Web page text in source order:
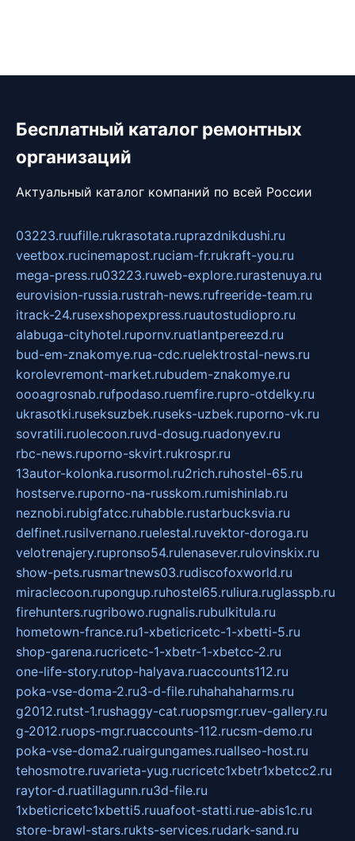
Бесплатный каталог ремонтных
организаций
Актуальный каталог компаний по всей России
03223.ruufille.rukrasotata.ruprazdnikdushi.ru
veetbox.rucinemapost.ruciam-fr.rukraft-you.ru
mega-press.ru03223.ruweb-explore.rurastenuya.ru
eurovision-russia.rustrah-news.rufreeride-team.ru
itrack-24.rusexshopexpress.ruautostudiopro.ru
alabuga-cityhotel.rupornv.ruatlantpereezd.ru
bud-em-znakomye.rua-cdc.ruelektrostal-news.ru
korolevremont-market.rubudem-znakomye.ru
oooagrosnab.rufpodaso.ruemfire.rupro-otdelky.ru
ukrasotki.ruseksuzbek.ruseks-uzbek.ruporno-vk.ru
sovratili.ruolecoon.ruvd-dosug.ruadonyev.ru
rbc-news.ruporno-skvirt.rukrospr.ru
13autor-kolonka.rusormol.ru2rich.ruhostel-65.ru
hostserve.ruporno-na-russkom.rumishinlab.ru
neznobi.rubigfatcc.ruhabble.rustarbucksvia.ru
delfinet.rusilvernano.ruelestal.ruvektor-doroga.ru
velotrenajery.rupronso54.rulenasever.rulovinskix.ru
show-pets.rusmartnews03.rudiscofoxworld.ru
miraclecoon.rupongup.ruhostel65.ruliura.ruglasspb.ru
firehunters.rugribowo.rugnalis.rubulkitula.ru
hometown-france.ru1-xbeticricetc-1-xbetti-5.ru
shop-garena.rucricetc-1-xbetr-1-xbetcc-2.ru
one-life-story.rutop-halyava.ruaccounts112.ru
poka-vse-doma-2.ru3-d-file.ruhahahaharms.ru
g2012.rutst-1.rushaggy-cat.ruopsmgr.ruev-gallery.ru
g-2012.ruops-mgr.ruaccounts-112.rucsm-demo.ru
poka-vse-doma2.ruairgungames.ruallseo-host.ru
tehosmotre.ruvarieta-yug.rucricetc1xbetr1xbetcc2.ru
raytor-d.ruatillagunn.ru3d-file.ru
1xbeticricetc1xbetti5.ruuafoot-statti.rue-abis1c.ru
store-brawl-stars.rukts-services.rudark-sand.ru